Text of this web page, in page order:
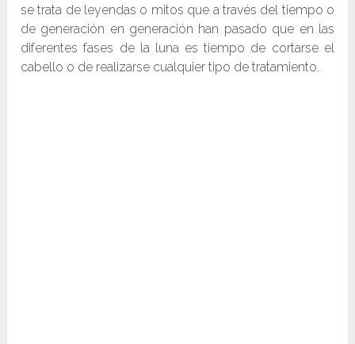
se trata de leyendas o mitos que a través del tiempo o
de generación en generación han pasado que en las
diferentes fases de la luna es tiempo de cortarse el
cabello o de realizarse cualquier tipo de tratamiento.